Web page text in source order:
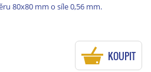
80x80 mm o síle 0,56 mm.
KOUPIT